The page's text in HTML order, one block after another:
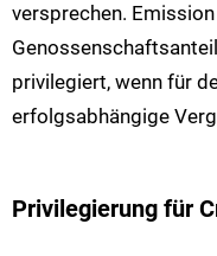
versprechen.
privilegiert, wenn für
erfolgsabhängige
Privilegierung für